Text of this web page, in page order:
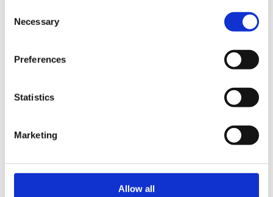
possible later deactivation in our
at any
Selection
Necessary
Preferences
Statistics
Marketing
Allow all
Centre nature et forêt